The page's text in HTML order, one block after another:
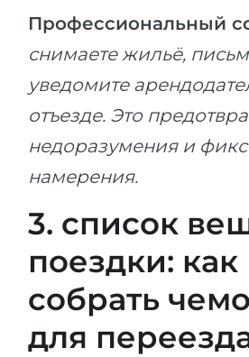
Профессиональный
снимаете жильё,
уведомите
отъезде. Это
недоразумения и
намерения.
3. список
поездки: как
собрать
для